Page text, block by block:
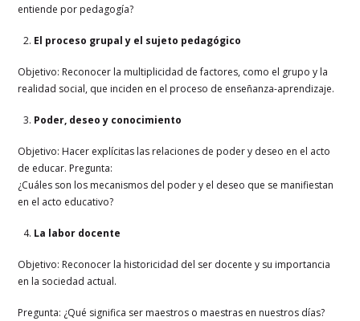
entiende por pedagogía?
El proceso grupal y el sujeto pedagógico
Objetivo: Reconocer la multiplicidad de factores, como el grupo y la
realidad social, que inciden en el proceso de enseñanza-aprendizaje.
Poder, deseo y conocimiento
Objetivo: Hacer explícitas las relaciones de poder y deseo en el acto
de educar. Pregunta:
¿Cuáles son los mecanismos del poder y el deseo que se manifiestan
en el acto educativo?
La labor docente
Objetivo: Reconocer la historicidad del ser docente y su importancia
en la sociedad actual.
Pregunta: ¿Qué significa ser maestros o maestras en nuestros días?